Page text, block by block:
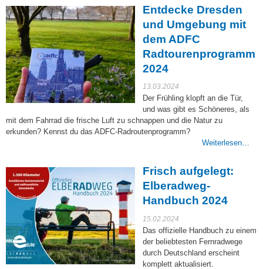
Entdecke Dresden
und Umgebung mit
dem ADFC
Radtourenprogramm
2024
13.03.2024
Der Frühling klopft an die Tür,
und was gibt es Schöneres, als
mit dem Fahrrad die frische Luft zu schnappen und die Natur zu
erkunden? Kennst du das ADFC-Radroutenprogramm?
Weiterlesen…
Frisch aufgelegt:
Elberadweg-
Handbuch 2024
15.02.2024
Das offizielle Handbuch zu einem
der beliebtesten Fernradwege
durch Deutschland erscheint
komplett aktualisiert.